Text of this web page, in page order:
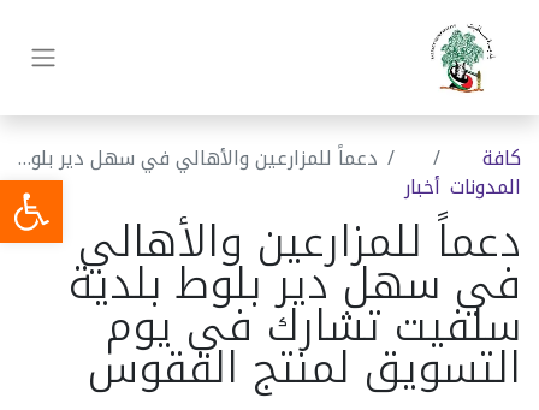
كافة
المدونات أخبار
دعماً للمزارعين والأهالي في سهل دير بلوط بلدية سلفيت تشارك في يوم التسويق لمنتج الفقوس
دعماً للمزارعين والأهالي
في سهل دير بلوط بلدية
سلفيت تشارك في يوم
التسويق لمنتج الفقوس